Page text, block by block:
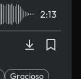
2:13
Gracioso